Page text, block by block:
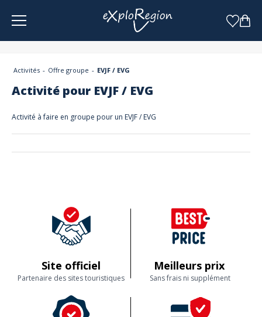
Panneau de gestion des cookies
Activités Offre groupe EVJF / EVG
Activité pour EVJF / EVG
Activité à faire en groupe pour un EVJF / EVG
Site officiel
Partenaire des sites touristiques
Meilleurs prix
Sans frais ni supplément